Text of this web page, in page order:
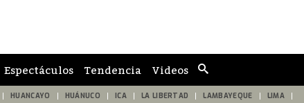
de
búsqueda
Espectáculos Tendencia Videos
HUANCAYO HUÁNUCO ICA LA LIBERTAD LAMBAYEQUE LIMA